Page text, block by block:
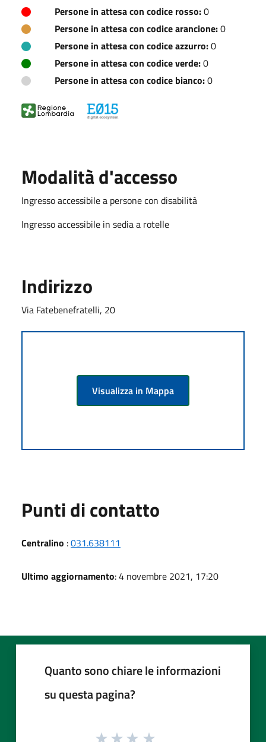
Persone in attesa con codice rosso:0
Persone in attesa con codice arancione:0
Persone in attesa con codice azzurro:0
Persone in attesa con codice verde:0
Persone in attesa con codice bianco:0
Modalità d'accesso
Ingresso accessibile a persone con disabilità
Ingresso accessibile in sedia a rotelle
Indirizzo
Via Fatebenefratelli, 20
Visualizza in Mappa
Punti di contatto
Centralino :031.638111
Ultimo aggiornamento: 4 novembre 2021, 17:20
Quanto sono chiare le informazioni
su questa pagina?